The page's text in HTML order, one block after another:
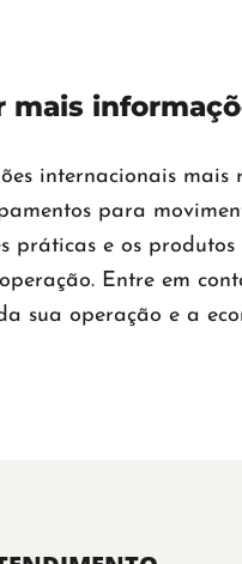
mais
internacionais mais
para
práticas e os
Entre em
sua operação e a